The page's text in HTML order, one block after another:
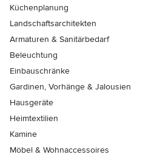
Küchenplanung
Landschaftsarchitekten
Armaturen & Sanitärbedarf
Beleuchtung
Einbauschränke
Gardinen, Vorhänge & Jalousien
Hausgeräte
Heimtextilien
Kamine
Möbel & Wohnaccessoires